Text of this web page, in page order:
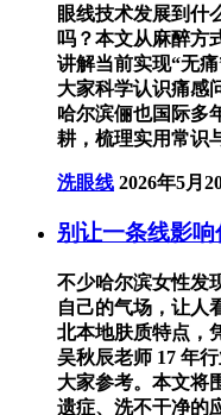
眼线技术发展到什
吗？本文从麻醉方
讲解当前实现“无
大家科学认识痛感
哈尔滨俪也国际多
耕，梳理实用常识
洗眼线 2026年5月
别让一条线影
不少哈尔滨女性发
自己的气场，让人
北本地肤质特点，
吴秋辰老师 17 年
大家参考。本文将
遗症、洗不干净的